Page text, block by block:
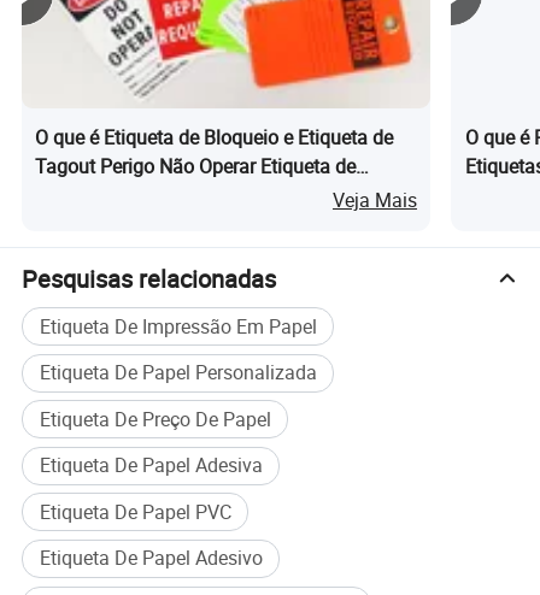
O que é Etiqueta de Bloqueio e Etiqueta de
Tagout Perigo Não Operar Etiqueta de
Laminação Equipamento de SegurançaVeja Mais
O que é
Pesquisas relacionadas
Etiqueta De Impressão Em Papel
Etiqueta De Papel Personalizada
Etiqueta De Preço De Papel
Etiqueta De Papel Adesiva
Etiqueta De Papel PVC
Etiqueta De Papel Adesivo